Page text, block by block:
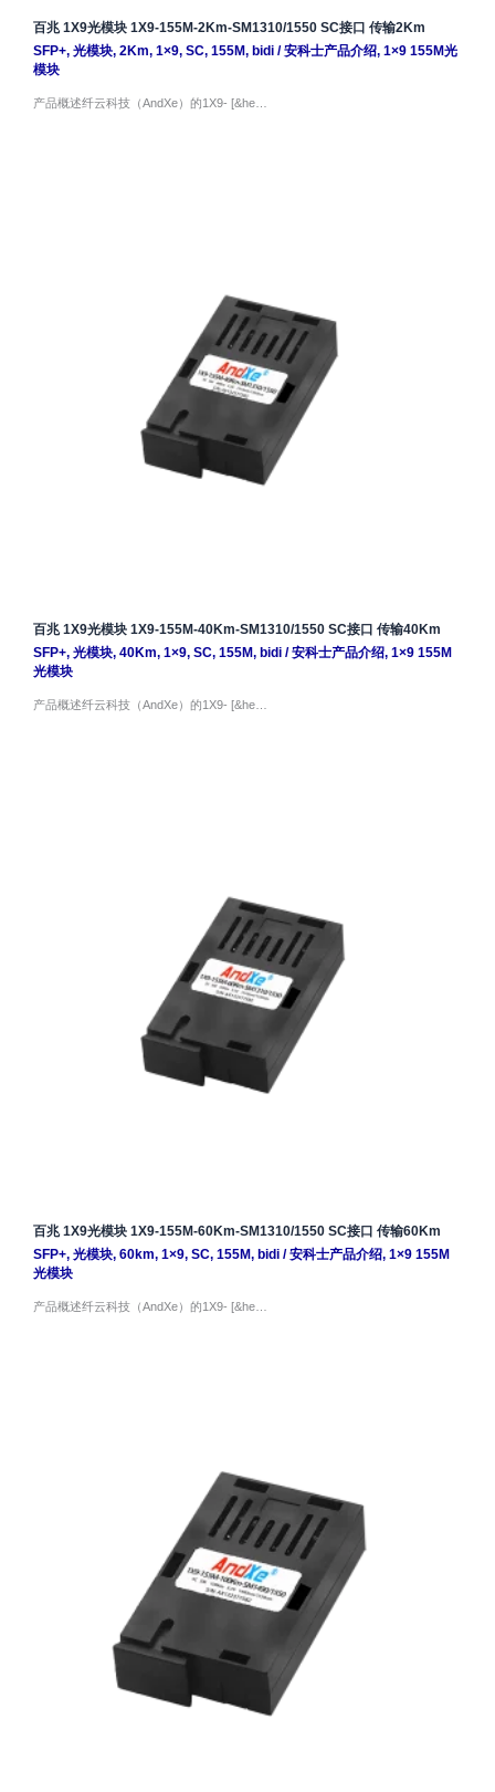
百兆 1X9光模块 1X9-155M-2Km-SM1310/1550 SC接口 传输2Km
SFP+, 光模块, 2Km, 1×9, SC, 155M, bidi/安科士产品介绍, 1×9 155M光
模块
产品概述纤云科技（AndXe）的1X9- [&he…
百兆 1X9光模块 1X9-155M-40Km-SM1310/1550 SC接口 传输40Km
SFP+, 光模块, 40Km, 1×9, SC, 155M, bidi/安科士产品介绍, 1×9 155M
光模块
产品概述纤云科技（AndXe）的1X9- [&he…
百兆 1X9光模块 1X9-155M-60Km-SM1310/1550 SC接口 传输60Km
SFP+, 光模块, 60km, 1×9, SC, 155M, bidi/安科士产品介绍, 1×9 155M
光模块
产品概述纤云科技（AndXe）的1X9- [&he…